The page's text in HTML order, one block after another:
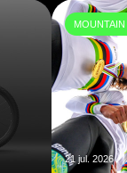
MOUNTAIN
21 jul. 2026